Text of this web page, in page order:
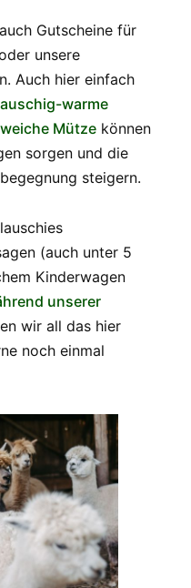
Gutscheine für
unsere
Auch hier einfach
warme
Mütze können
sorgen und die
steigern.
(auch unter 5
Kinderwagen
unserer
wir all das hier
noch einmal